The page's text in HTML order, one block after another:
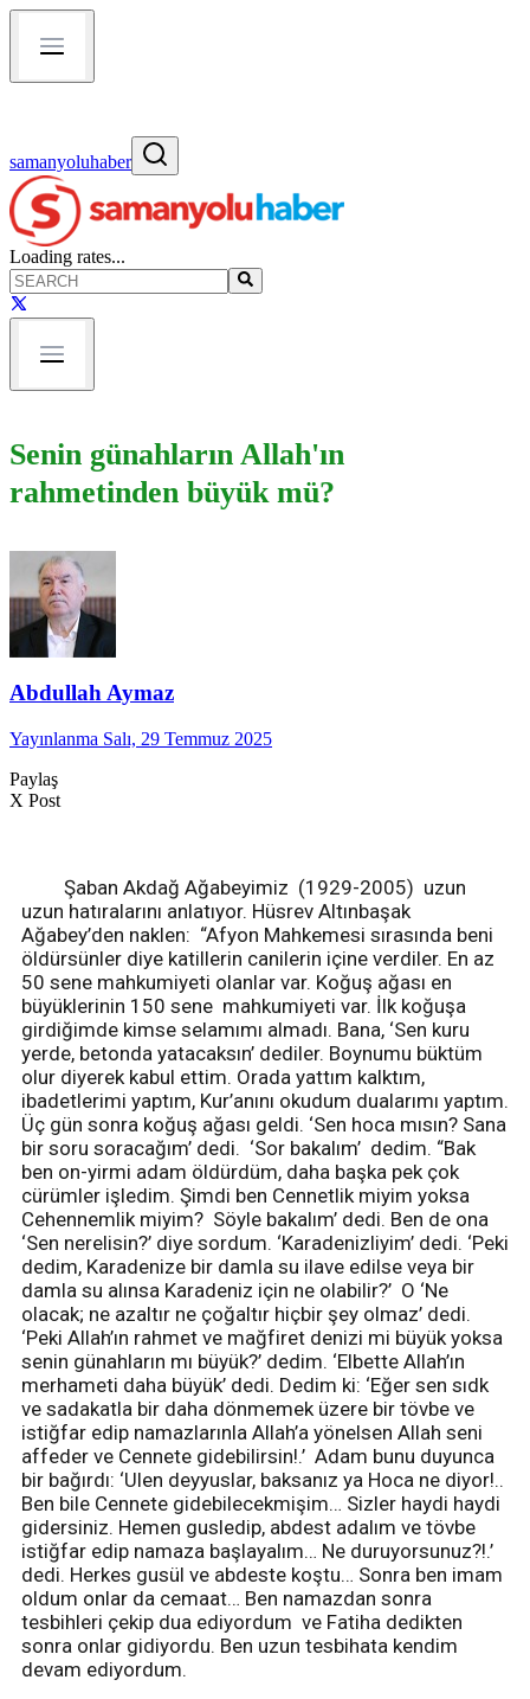
samanyoluhaber
Loading rates...
Senin günahların Allah'ın
rahmetinden büyük mü?
Abdullah Aymaz
Yayınlanma Salı, 29 Temmuz 2025
Paylaş
X Post
Şaban Akdağ Ağabeyimiz (1929-2005) uzun
uzun hatıralarını anlatıyor. Hüsrev Altınbaşak
Ağabey’den naklen: “Afyon Mahkemesi sırasında beni
öldürsünler diye katillerin canilerin içine verdiler. En az
50 sene mahkumiyeti olanlar var. Koğuş ağası en
büyüklerinin 150 sene mahkumiyeti var. İlk koğuşa
girdiğimde kimse selamımı almadı. Bana, ‘Sen kuru
yerde, betonda yatacaksın’ dediler. Boynumu büktüm
olur diyerek kabul ettim. Orada yattım kalktım,
ibadetlerimi yaptım, Kur’anını okudum dualarımı yaptım.
Üç gün sonra koğuş ağası geldi. ‘Sen hoca mısın? Sana
bir soru soracağım’ dedi. ‘Sor bakalım’ dedim. “Bak
ben on-yirmi adam öldürdüm, daha başka pek çok
cürümler işledim. Şimdi ben Cennetlik miyim yoksa
Cehennemlik miyim? Söyle bakalım’ dedi. Ben de ona
‘Sen nerelisin?’ diye sordum. ‘Karadenizliyim’ dedi. ‘Peki
dedim, Karadenize bir damla su ilave edilse veya bir
damla su alınsa Karadeniz için ne olabilir?’ O ‘Ne
olacak; ne azaltır ne çoğaltır hiçbir şey olmaz’ dedi.
‘Peki Allah’ın rahmet ve mağfiret denizi mi büyük yoksa
senin günahların mı büyük?’ dedim. ‘Elbette Allah’ın
merhameti daha büyük’ dedi. Dedim ki: ‘Eğer sen sıdk
ve sadakatla bir daha dönmemek üzere bir tövbe ve
istiğfar edip namazlarınla Allah’a yönelsen Allah seni
affeder ve Cennete gidebilirsin!.’ Adam bunu duyunca
bir bağırdı: ‘Ulen deyyuslar, baksanız ya Hoca ne diyor!..
Ben bile Cennete gidebilecekmişim… Sizler haydi haydi
gidersiniz. Hemen gusledip, abdest adalım ve tövbe
istiğfar edip namaza başlayalım… Ne duruyorsunuz?!.’
dedi. Herkes gusül ve abdeste koştu… Sonra ben imam
oldum onlar da cemaat… Ben namazdan sonra
tesbihleri çekip dua ediyordum ve Fatiha dedikten
sonra onlar gidiyordu. Ben uzun tesbihata kendim
devam ediyordum.